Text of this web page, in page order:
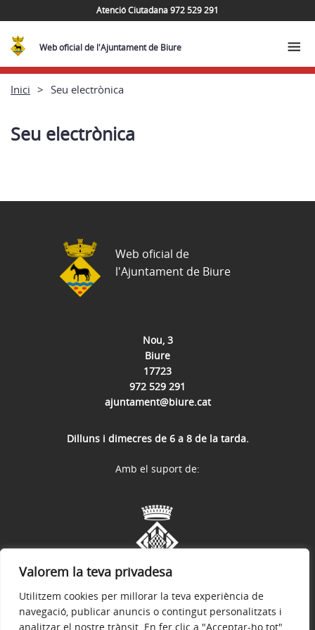
Valorem la teva privadesa
Utilitzem cookies per millorar la teva experiència de
navegació, publicar anuncis o contingut personalitzats i
analitzar el nostre trànsit. En fer clic a "Acceptar-ho tot",
Atenció Ciutadana 972 529 291
Web oficial de l'Ajuntament de Biure
Inici Seu electrònica
Seu electrònica
Nou, 3
Biure
17723
972 529 291
ajuntament@biure.cat
Dilluns i dimecres de 6 a 8 de la tarda.
Web oficial de
l'Ajuntament de Biure
Amb el suport de: